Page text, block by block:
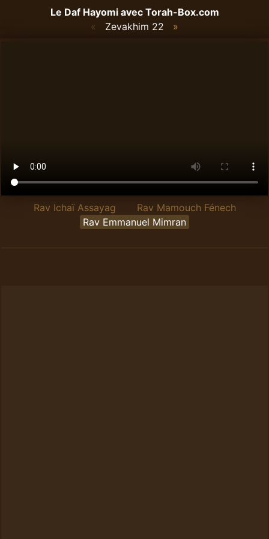
Le Daf Hayomi avec Torah-Box.com
« Zevakhim 22 »
Rav Ichaï Assayag
Rav Mamouch Fénech
Rav Emmanuel Mimran